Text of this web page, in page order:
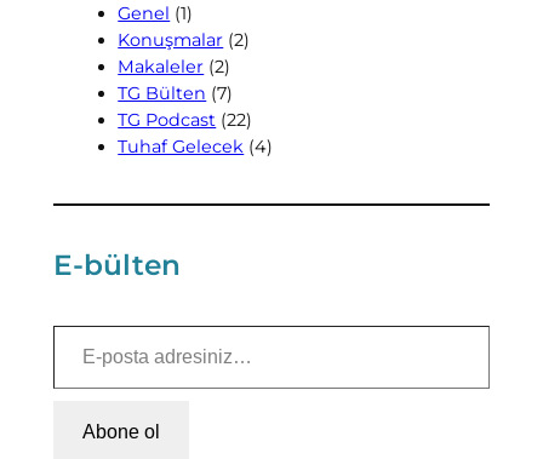
Genel (1)
Konuşmalar (2)
Makaleler (2)
TG Bülten (7)
TG Podcast (22)
Tuhaf Gelecek (4)
E-bülten
E-posta adresiniz…
Abone ol